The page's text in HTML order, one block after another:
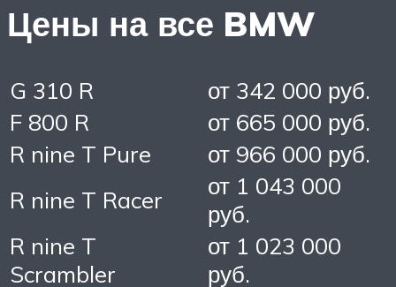
Цены на все BMW
G 310 R
от 342 000 руб.
F 800 R
от 665 000 руб.
R nine T Pure
от 966 000 руб.
R nine T Racer
от 1 043 000
руб.
R nine T
Scrambler
от 1 023 000
руб.